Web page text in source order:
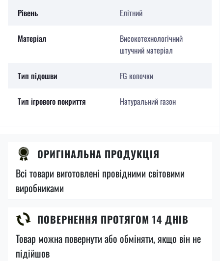
Рівень Елітний
Матеріал
Високотехнологічний
штучний матеріал
Тип підошви FG копочки
Тип ігрового покриття Натуральний газон
ОРИГІНАЛЬНА ПРОДУКЦІЯ
Всі товари виготовлені провідними світовими
виробниками
ПОВЕРНЕННЯ ПРОТЯГОМ 14 ДНІВ
Товар можна повернути або обміняти, якщо він не
підійшов